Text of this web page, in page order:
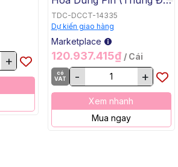
+
Bằng, BL, 18Vx2) Makita
DCU605Z
TDC-DCCT-14335
Dự kiến giao hàng
Marketplace
120.937.415₫ / Cái
có
VAT
- +
Xem nhanh
Mua ngay